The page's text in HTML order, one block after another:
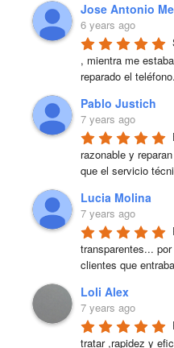
Jose Antonio
6 years ago
, mientra me
reparado el
Pablo Justich
7 years ago
razonable y
que el servicio
Lucia Molina
7 years ago
transparentes...
clientes que
Loli Alex
7 years ago
tratar ,rapidez y